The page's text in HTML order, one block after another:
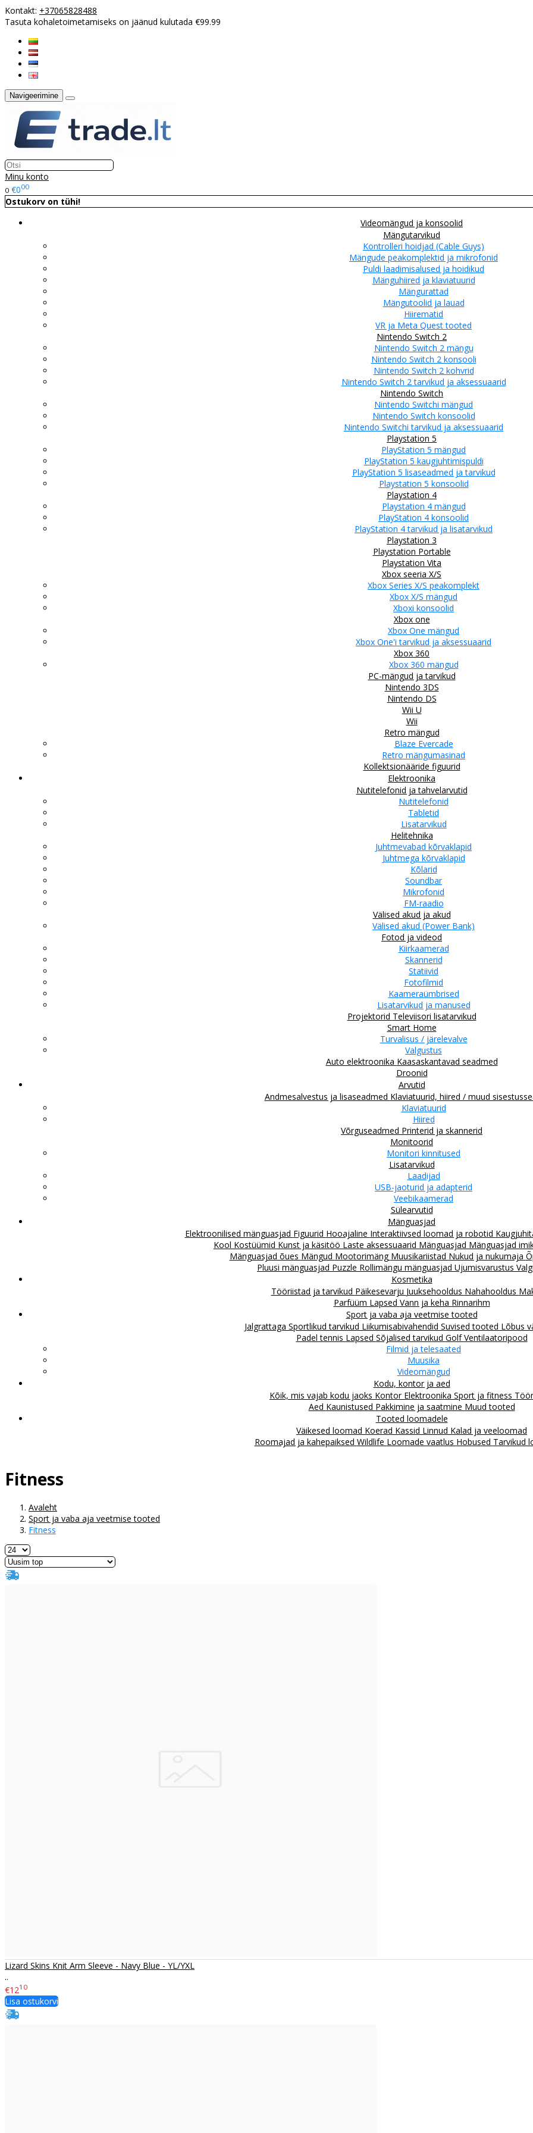
Kontakt: +37065828488
Tasuta kohaletoimetamiseks on jäänud kulutada €99.99
Navigeerimine
Minu konto
0 €000
Ostukorv on tühi!
Videomängud ja konsoolid
Mängutarvikud
Kontrolleri hoidjad (Cable Guys)
Mängude peakomplektid ja mikrofonid
Puldi laadimisalused ja hoidikud
Mänguhiired ja klaviatuurid
Mängurattad
Mängutoolid ja lauad
Hiirematid
VR ja Meta Quest tooted
Nintendo Switch 2
Nintendo Switch 2 mängu
Nintendo Switch 2 konsooli
Nintendo Switch 2 kohvrid
Nintendo Switch 2 tarvikud ja aksessuaarid
Nintendo Switch
Nintendo Switchi mängud
Nintendo Switch konsoolid
Nintendo Switchi tarvikud ja aksessuaarid
Playstation 5
PlayStation 5 mängud
PlayStation 5 kaugjuhtimispuldi
PlayStation 5 lisaseadmed ja tarvikud
Playstation 5 konsoolid
Playstation 4
Playstation 4 mängud
PlayStation 4 konsoolid
PlayStation 4 tarvikud ja lisatarvikud
Playstation 3
Playstation Portable
Playstation Vita
Xbox seeria X/S
Xbox Series X/S peakomplekt
Xbox X/S mängud
Xboxi konsoolid
Xbox one
Xbox One mängud
Xbox One'i tarvikud ja aksessuaarid
Xbox 360
Xbox 360 mängud
PC-mängud ja tarvikud
Nintendo 3DS
Nintendo DS
Wii U
Wii
Retro mängud
Blaze Evercade
Retro mängumasinad
Kollektsionääride figuurid
Elektroonika
Nutitelefonid ja tahvelarvutid
Nutitelefonid
Tabletid
Lisatarvikud
Helitehnika
Juhtmevabad kõrvaklapid
Juhtmega kõrvaklapid
Kõlarid
Soundbar
Mikrofonid
FM-raadio
Välised akud ja akud
Välised akud (Power Bank)
Fotod ja videod
Kiirkaamerad
Skannerid
Statiivid
Fotofilmid
Kaameraümbrised
Lisatarvikud ja manused
Projektorid Televiisori lisatarvikud
Smart Home
Turvalisus / järelevalve
Valgustus
Auto elektroonika Kaasaskantavad seadmed
Droonid
Arvutid
Andmesalvestus ja lisaseadmed Klaviatuurid, hiired / muud
Klaviatuurid
Hiired
Võrguseadmed Printerid ja skannerid
Monitoorid
Monitori kinnitused
Lisatarvikud
Laadijad
USB-jaoturid ja adapterid
Veebikaamerad
Sülearvutid
Mänguasjad
Elektroonilised mänguasjad Figuurid Hooajaline Interaktiivsed loomad ja robotid
Kool Kostüümid Kunst ja käsitöö Laste aksessuaarid Mänguasjad Mänguasjad
Mänguasjad õues Mängud Mootorimäng Muusikariistad Nukud ja nukumaja
Pluusi mänguasjad Puzzle Rollimängu mänguasjad Ujumisvarustus
Kosmetika
Tööriistad ja tarvikud Päikesevarju Juuksehooldus Nahahooldus
Parfüüm Lapsed Vann ja keha Rinnarihm
Sport ja vaba aja veetmise tooted
Jalgrattaga Sportlikud tarvikud Liikumisabivahendid Suvised tooted Lõbus
Padel tennis Lapsed Sõjalised tarvikud GolfVentilaatoripood
Filmid ja telesaated
Muusika
Videomängud
Kodu, kontor ja aed
Kõik, mis vajab kodu jaoks Kontor Elektroonika Sport ja fitness
Aed Kaunistused Pakkimine ja saatmine Muud tooted
Tooted loomadele
Väikesed loomad Koerad Kassid Linnud Kalad ja veeloomad
Roomajad ja kahepaiksed Wildlife Loomade vaatlus Hobused Tarvikud
Fitness
Avaleht
Sport ja vaba aja veetmise tooted
Fitness
Lizard Skins Knit Arm Sleeve - Navy Blue - YL/YXL
..
€1210
Lisa ostukorvi